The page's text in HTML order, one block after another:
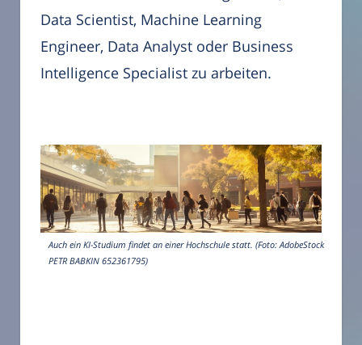
Data Scientist, Machine Learning
Engineer, Data Analyst oder Business
Intelligence Specialist zu arbeiten.
Auch ein KI-Studium findet an einer Hochschule statt. (Foto: AdobeStock
PETR BABKIN 652361795)